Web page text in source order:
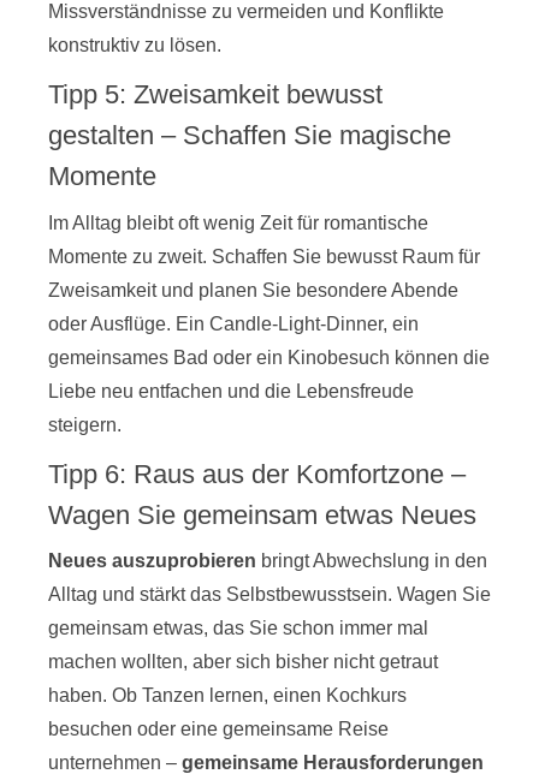
Missverständnisse zu vermeiden und Konflikte
konstruktiv zu lösen.
Tipp 5: Zweisamkeit bewusst
gestalten – Schaffen Sie magische
Momente
Im Alltag bleibt oft wenig Zeit für romantische
Momente zu zweit. Schaffen Sie bewusst Raum für
Zweisamkeit und planen Sie besondere Abende
oder Ausflüge. Ein Candle-Light-Dinner, ein
gemeinsames Bad oder ein Kinobesuch können die
Liebe neu entfachen und die Lebensfreude
steigern.
Tipp 6: Raus aus der Komfortzone –
Wagen Sie gemeinsam etwas Neues
Neues auszuprobieren bringt Abwechslung in den
Alltag und stärkt das Selbstbewusstsein. Wagen Sie
gemeinsam etwas, das Sie schon immer mal
machen wollten, aber sich bisher nicht getraut
haben. Ob Tanzen lernen, einen Kochkurs
besuchen oder eine gemeinsame Reise
unternehmen – gemeinsame Herausforderungen